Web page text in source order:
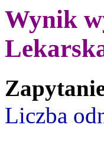
Wynik
Liczba